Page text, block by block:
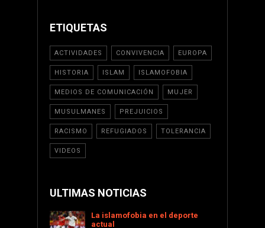
ETIQUETAS
ACTIVIDADES CONVIVENCIA EUROPA
HISTORIA ISLAM ISLAMOFOBIA
MEDIOS DE COMUNICACIÓN MUJER
MUSULMANES PREJUICIOS
RACISMO REFUGIADOS TOLERANCIA
VIDEOS
ULTIMAS NOTICIAS
La islamofobia en el deporte
actual